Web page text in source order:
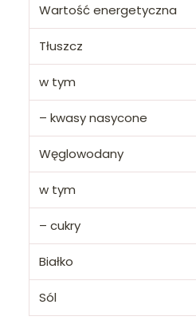
Wartość energetyczna
Tłuszcz
w tym
– kwasy nasycone
Węglowodany
w tym
– cukry
Białko
Sól